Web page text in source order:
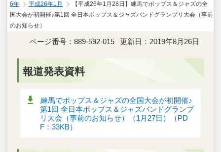
6年
平成26年1月
【平成26年1月28日】練馬でポップス＆ジャズの全
国大会が初開催♪第1回 全日本ポップス＆ジャズバンドグランプリ大会（事前
のお知らせ）
ページ番号：889-592-015 更新日：2019年8月26日
報道発表資料
練馬でポップス＆ジャズの全国大会が初開催♪
第1回 全日本ポップス＆ジャズバンドグランプ
リ大会（事前のお知らせ）（1月27日）（PD
F：33KB）